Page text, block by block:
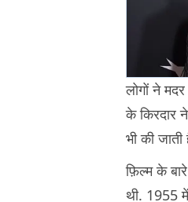
लोगों ने
के किरदार
भी की जाती
फ़िल्म के
थी. 1955